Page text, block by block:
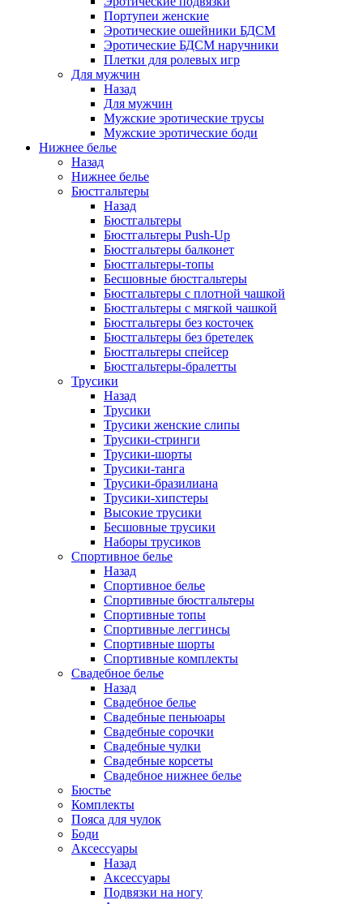
Портупеи женские
Эротические ошейники БДСМ
Эротические БДСМ наручники
Плетки для ролевых игр
Для мужчин
Назад
Для мужчин
Мужские эротические трусы
Мужские эротические боди
Нижнее белье
Назад
Нижнее белье
Бюстгальтеры
Назад
Бюстгальтеры
Бюстгальтеры Push-Up
Бюстгальтеры балконет
Бюстгальтеры-топы
Бесшовные бюстгальтеры
Бюстгальтеры с плотной чашкой
Бюстгальтеры с мягкой чашкой
Бюстгальтеры без косточек
Бюстгальтеры без бретелек
Бюстгальтеры спейсер
Бюстгальтеры-бралетты
Трусики
Назад
Трусики
Трусики женские слипы
Трусики-стринги
Трусики-шорты
Трусики-танга
Трусики-бразилиана
Трусики-хипстеры
Высокие трусики
Бесшовные трусики
Наборы трусиков
Спортивное белье
Назад
Спортивное белье
Спортивные бюстгальтеры
Спортивные топы
Спортивные леггинсы
Спортивные шорты
Спортивные комплекты
Свадебное белье
Назад
Свадебное белье
Свадебные пеньюары
Свадебные сорочки
Свадебные чулки
Свадебные корсеты
Свадебное нижнее белье
Бюстье
Комплекты
Пояса для чулок
Боди
Аксессуары
Назад
Аксессуары
Подвязки на ногу